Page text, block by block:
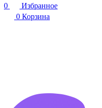
0
Избранное
0 Корзина